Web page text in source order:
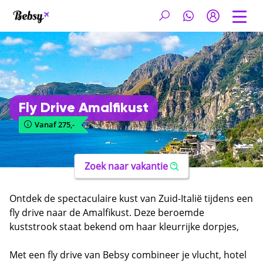
Fly Drive Amalfikust
Vanaf 275,-
Zoek naar vakantie
Ontdek de spectaculaire kust van Zuid-Italië tijdens een
fly drive naar de Amalfikust. Deze beroemde
kuststrook staat bekend om haar kleurrijke dorpjes,
Middellandse Zee. Rijd langs kronkelende kustwegen,
Met een fly drive van Bebsy combineer je vlucht, hotel